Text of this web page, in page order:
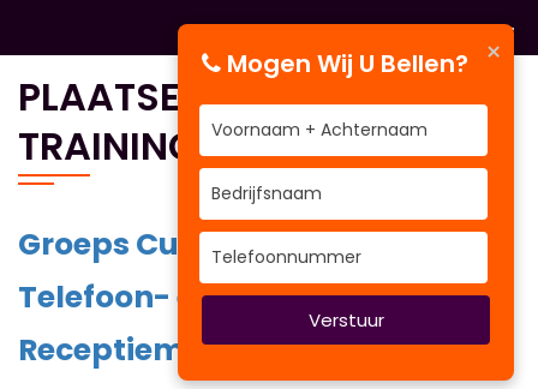
PLAATSEN WAAR BV&T
TRAININGEN VERZORGT
Groeps Cursussen training
Telefoon- en
Receptiemedewerker Groeps
×
Mogen Wij U Bellen?
Verstuur